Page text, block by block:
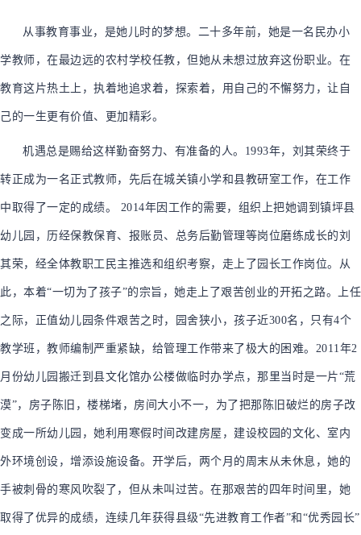
从事教育事业，是她儿时的梦想。二十多年前，她是一名民办小
学教师，在最边远的农村学校任教，但她从未想过放弃这份职业。在
教育这片热土上，执着地追求着，探索着，用自己的不懈努力，让自
己的一生更有价值、更加精彩。
机遇总是赐给这样勤奋努力、有准备的人。1993年，刘其荣终于
转正成为一名正式教师，先后在城关镇小学和县教研室工作，在工作
中取得了一定的成绩。 2014年因工作的需要，组织上把她调到镇坪县
幼儿园，历经保教保育、报账员、总务后勤管理等岗位磨练成长的刘
其荣，经全体教职工民主推选和组织考察，走上了园长工作岗位。从
此，本着“一切为了孩子”的宗旨，她走上了艰苦创业的开拓之路。上任
之际，正值幼儿园条件艰苦之时，园舍狭小，孩子近300名，只有4个
教学班，教师编制严重紧缺，给管理工作带来了极大的困难。2011年2
月份幼儿园搬迁到县文化馆办公楼做临时办学点，那里当时是一片“荒
漠”，房子陈旧，楼梯堵，房间大小不一，为了把那陈旧破烂的房子改
变成一所幼儿园，她利用寒假时间改建房屋，建设校园的文化、室内
外环境创设，增添设施设备。开学后，两个月的周末从未休息，她的
手被刺骨的寒风吹裂了，但从未叫过苦。在那艰苦的四年时间里，她
取得了优异的成绩，连续几年获得县级“先进教育工作者”和“优秀园长”